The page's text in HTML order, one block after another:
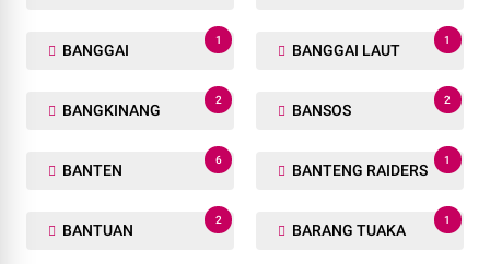
BANGGAI
1
BANGGAI LAUT
1
BANGKINANG
2
BANSOS
2
BANTEN
6
BANTENG RAIDERS
1
BANTUAN
2
BARANG TUAKA
1